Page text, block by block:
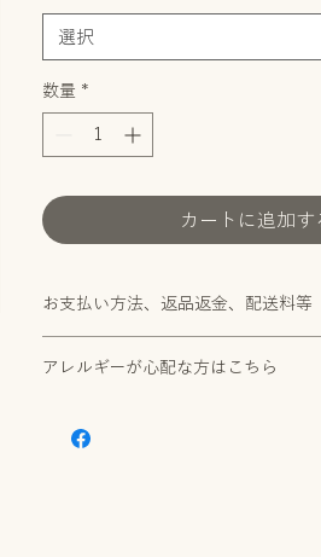
選択
数量 *
カートに追加す
お支払い方法、返品返金、配送料等
配送料は こちら
アレルギーが心配な方はこちら
事を徹底する等、小麦粉不使用に十